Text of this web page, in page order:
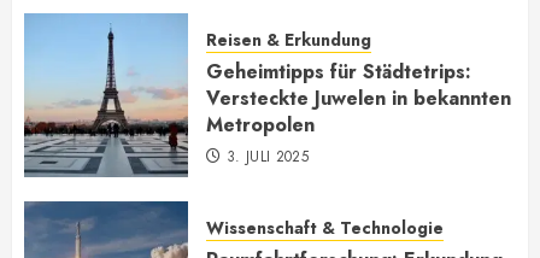
Reisen & Erkundung
Geheimtipps für Städtetrips:
Versteckte Juwelen in bekannten
Metropolen
3. JULI 2025
Wissenschaft & Technologie